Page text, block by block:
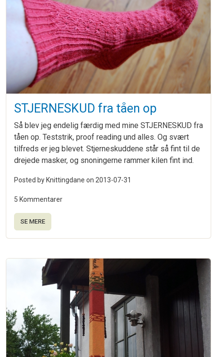
STJERNESKUD fra tåen op
Så blev jeg endelig færdig med mine STJERNESKUD fra
tåen op. Teststrik, proof reading und alles. Og svært
tilfreds er jeg blevet. Stjerneskuddene står så fint til de
drejede masker, og snoningerne rammer kilen fint ind.
Posted by Knittingdane on 2013-07-31
5 Kommentarer
SE MERE